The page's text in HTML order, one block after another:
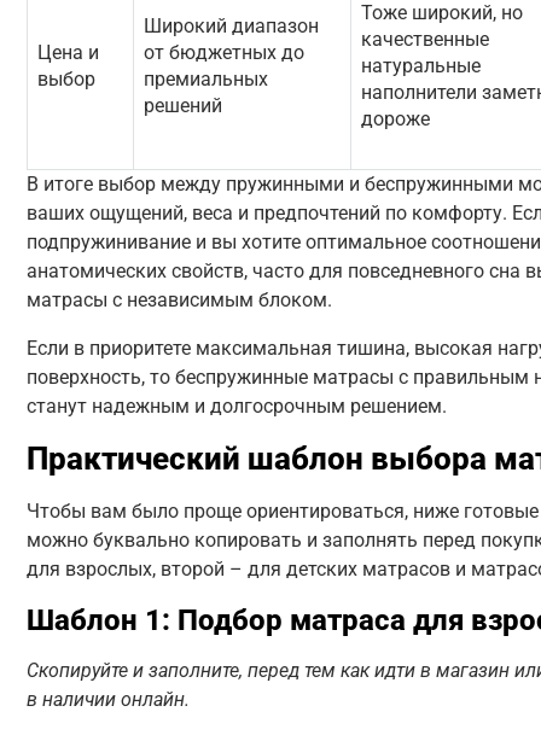
Цена и
выбор
Широкий диапазон
от бюджетных до
премиальных
решений
Тоже широкий, но
качественные
натуральные
наполнители
дороже
В итоге выбор между пружинными и беспружинными
ваших ощущений, веса и предпочтений по комфорту.
подпружинивание и вы хотите оптимальное
анатомических свойств, часто для повседневного
матрасы с независимым блоком.
Если в приоритете максимальная тишина, высокая
поверхность, то беспружинные матрасы с правильным
станут надежным и долгосрочным решением.
Практический шаблон выбора
Чтобы вам было проще ориентироваться, ниже
можно буквально копировать и заполнять перед
для взрослых, второй – для детских матрасов и
Шаблон 1: Подбор матраса для
Скопируйте и заполните, перед тем как идти в магазин
в наличии онлайн.